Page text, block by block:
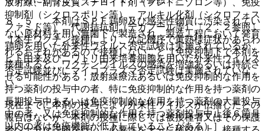
抑制剤（シクロスポリン等）、アルキル化剤（シクロフォス
ファミド等）、代謝拮抗剤（テガフール等）〔２．２参照〕
［本生ワクチン接種により、次記機序で黄熱様症状があらわ
れるおそれがあるので接種しないこと（免疫抑制下で本剤を
接種すると、ワクチンウイルスの感染を増強あるいは持続さ
せる可能性がある；放射線療法あるいは免疫抑制的な作用を
持つ薬剤の投与中の者、特に免疫抑制的な作用を持つ薬剤の
長期投与中あるいは免疫抑制的な作用を持つ薬剤の大量投与
中の者、又は免疫抑制的な作用を持つ薬剤投与中止後６箇月
以内の者は免疫機能が低下していることがある）］。
８．５． 本剤はＳＰＦ鶏卵及び感染性物質に汚染されてい
ない原材料を用い無菌下で製造され、製造工程において発育
鶏卵を用いた外来性ウイルス否定試験は実施されているが、
ヒト由来及びニワトリ由来培養細胞を用いた外来性ウイルス
否定試験並びにマイコプラズマ否定試験は実施されていな
い。
現在までに本剤の投与により外来性ウイルスが伝播したとの
報告はないが、本剤の接種に際しては被接種者又はその保護